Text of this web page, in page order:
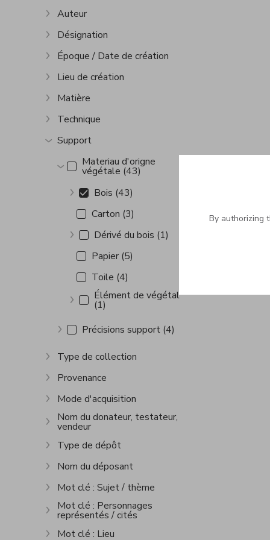
Show more
Auteur
Show more
Désignation
Show more
Époque / Date de création
Show more
Lieu de création
Show more
Matière
Show more
Technique
Show more
Support
Show more
Materiau d'origne
végétale (43)
Show more
Bois (43)
Carton (3)
Show moreDérivé du bois (1)
Papier (5)
Toile (4)
Show more
Élément de végétal
(1)
Show morePrécisions support (4)
Show more
Type de collection
Show more
Provenance
Show more
Mode d'acquisition
Show more
Nom du donateur, testateur,
vendeur
Show more
Type de dépôt
Show more
Nom du déposant
Show more
Mot clé : Sujet / thème
Show more
Mot clé : Personnages
représentés / cités
Mot clé : Lieu
By authorizing